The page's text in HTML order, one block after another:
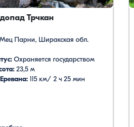
Трчкан
Мец Парни, Ширакская обл.
Охраняется государством
23,5 м
115 км/ 2 ч 25 мин